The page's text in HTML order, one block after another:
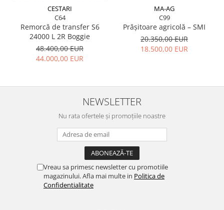
CESTARI
C64
Remorcă de transfer S6
24000 L 2R Boggie
48.400,00 EUR
44.000,00 EUR
MA-AG
C99
Prășitoare agricolă – SMI
20.350,00 EUR
18.500,00 EUR
NEWSLETTER
Nu rata ofertele și promoțiile noastre
Vreau sa primesc newsletter cu promotiile
magazinului. Afla mai multe in Politica de
Confidentialitate